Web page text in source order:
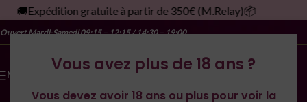
Vous avez plus de 18 ans ?
Vous devez avoir 18 ans ou plus pour voir la
🚚Expédition gratuite à partir de 350€ (M.Relay)📦
Ouvert Mardi-Samedi09:15 – 12:15 / 14:30 – 19:00
MENU